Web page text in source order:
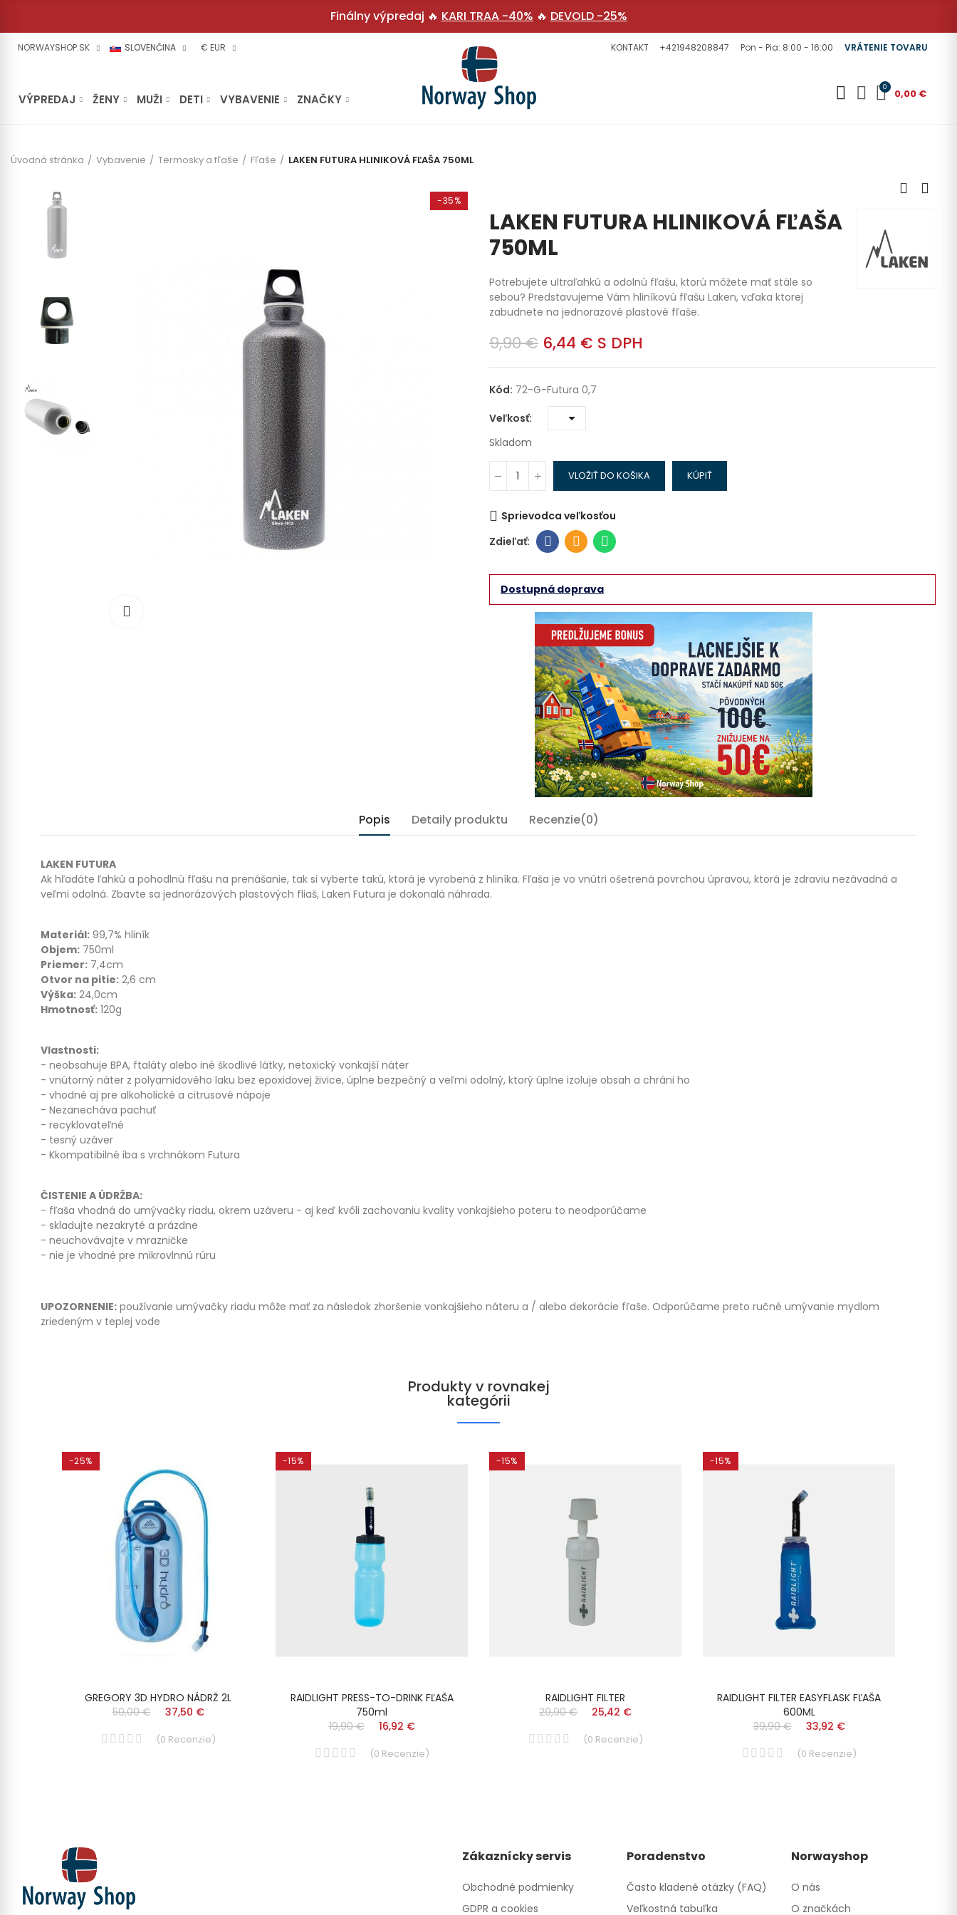
Finálny výpredaj 🔥 KARI TRAA -40% 🔥 DEVOLD -25%
NORWAYSHOP.SK SLOVENČINA € EUR KONTAKT +421948208847 Pon - Pia: 8:00 - 16:00 VRÁTENIE TOVARU
VÝPREDAJ ŽENY MUŽI DETI VYBAVENIE ZNAČKY
0 0,00 €
Úvodná stránka Vybavenie Termosky a fľaše Fľaše LAKEN FUTURA HLINIKOVÁ FĽAŠA 750ML
-35%
LAKEN FUTURA HLINIKOVÁ FĽAŠA
750ML
Potrebujete ultraľahkú a odolnú fľašu, ktorú môžete mať stále so
sebou? Predstavujeme Vám hliníkovú fľašu Laken, vďaka ktorej
zabudnete na jednorazové plastové fľaše.
9,90 € 6,44 € S DPH
Kód: 72-G-Futura 0,7
Veľkosť
Skladom
VLOŽIŤ DO KOŠIKA KÚPIŤ
Sprievodca veľkosťou
Dostupná doprava
Popis Detaily produktu Recenzie(0)
LAKEN FUTURA
Ak hľadáte ľahkú a pohodlnú fľašu na prenášanie, tak si vyberte takú, ktorá je vyrobená z hliníka. Fľaša je vo vnútri ošetrená povrchou úpravou, ktorá je zdraviu nezávadná a
veľmi odolná. Zbavte sa jednorázových plastových fliaš, Laken Futura je dokonalá náhrada.
Materiál: 99,7% hliník
Objem: 750ml
Priemer: 7,4cm
Otvor na pitie: 2,6 cm
Výška: 24,0cm
Hmotnosť: 120g
Vlastnosti:
- neobsahuje BPA, ftaláty alebo iné škodlivé látky, netoxický vonkajší náter
- vnútorný náter z polyamidového laku bez epoxidovej živice, úplne bezpečný a veľmi odolný, ktorý úplne izoluje obsah a chráni ho
- vhodné aj pre alkoholické a citrusové nápoje
- Nezanecháva pachuť
- recyklovateľné
- tesný uzáver
- Kkompatibilné iba s vrchnákom Futura
ČISTENIE A ÚDRŽBA:
- fľaša vhodná do umývačky riadu, okrem uzáveru - aj keď kvôli zachovaniu kvality vonkajšieho poteru to neodporúčame
- skladujte nezakryté a prázdne
- neuchovávajte v mrazničke
- nie je vhodné pre mikrovlnnú rúru
UPOZORNENIE: používanie umývačky riadu môže mať za následok zhoršenie vonkajšieho náteru a / alebo dekorácie fľaše. Odporúčame preto ručné umývanie mydlom
zriedeným v teplej vode
Produkty v rovnakej
kategórii
-25%
GREGORY 3D HYDRO NÁDRŽ 2L
50,00 €
37,50 €
(0 Recenzie)
-15%
RAIDLIGHT PRESS-TO-DRINK FĽAŠA
750ml
19,90 €
16,92 €
(0 Recenzie)
-15%
RAIDLIGHT FILTER
29,90 €
25,42 €
(0 Recenzie)
-15%
RAIDLIGHT FILTER EASYFLASK FĽAŠA
600ML
39,90 €
33,92 €
(0 Recenzie)
Zákaznícky servis
Obchodné podmienky
GDPR a cookies
Poradenstvo
Často kladené otázky (FAQ)
Veľkostná tabuľka
Norwayshop
O nás
O značkách